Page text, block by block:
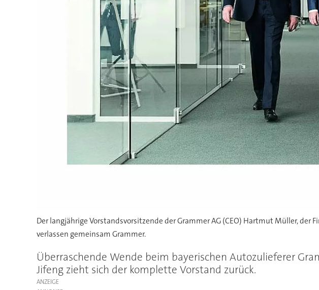
Der langjährige Vorstandsvorsitzende der Grammer AG (CEO) Hartmut Müller, der
verlassen gemeinsam Grammer.
Überraschende Wende beim bayerischen Autozulieferer
Jifeng zieht sich der komplette Vorstand zurück.
ANZEIGE